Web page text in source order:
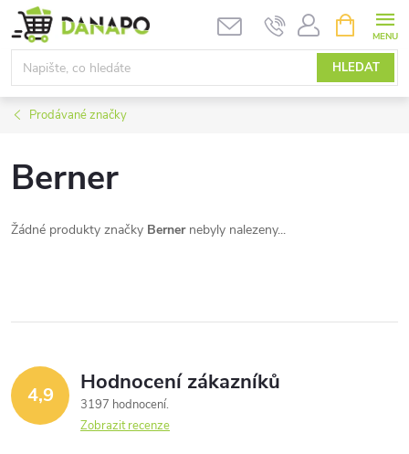
Přejít
na
obsah
HLEDAT
NÁKUPNÍ
KOŠÍK
Prodávané značky
Berner
Žádné produkty značky Bernernebyly nalezeny...
4,9 Hodnocení zákazníků
3197 hodnocení
Zobrazit recenze